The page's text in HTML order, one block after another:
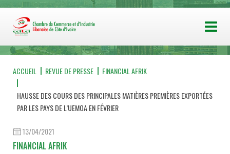
ACCUEIL REVUE DE PRESSE FINANCIAL AFRIK
HAUSSE DES COURS DES PRINCIPALES MATIÈRES PREMIÈRES EXPORTÉES
PAR LES PAYS DE L’UEMOA EN FÉVRIER
13/04/2021
FINANCIAL AFRIK